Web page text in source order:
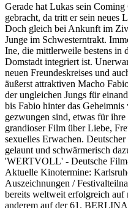
Gerade hat Lukas sein
gebracht, da tritt er sein neues
Doch gleich bei Ankunft im
Junge im Schwesterntrakt.
Ine, die mittlerweile bestens in
Domstadt integriert ist.
neuen Freundeskreises und
äußerst attraktiven Macho
der ungleichen Jungs für
bis Fabio hinter das
gezwungen sind, etwas für
grandioser Film über Liebe,
sexuelles Erwachen.
gelaunt und schwärmerisch
'WERTVOLL' - Deutsche
Aktuelle Kinotermine:
Auszeichnungen /
bereits weltweit erfolgreich auf
anderem auf der 61.